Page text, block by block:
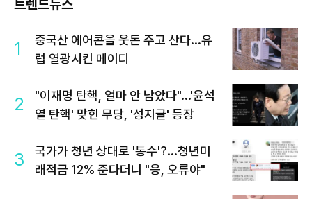
트렌드뉴스
1
중국산 에어콘을 웃돈 주고 산다...유
럽 열광시킨 메이디
2
"이재명 탄핵, 얼마 안 남았다"...'윤석
열 탄핵' 맞힌 무당, '성지글' 등장
3
국가가 청년 상대로 '통수'?...청년미
래적금 12% 준다더니 "응, 오류야"